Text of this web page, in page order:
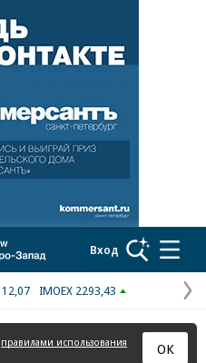
ad
Вход
IMOEX 2293,43
правилами использования
ОК